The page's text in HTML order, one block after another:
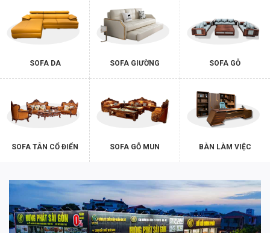
SOFA DA SOFA GIƯỜNG SOFA GỖ
SOFA TÂN CỔ ĐIỂN SOFA GỖ MUN BÀN LÀM VIỆC